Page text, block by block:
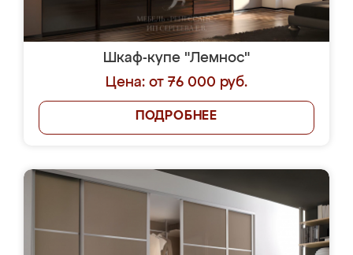
Шкаф-купе "Лемнос"
Цена: от 76 000 руб.
ПОДРОБНЕЕ